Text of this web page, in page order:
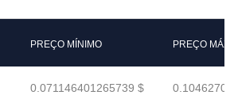
PREÇO MÍNIMO PREÇO
0.071146401265739 $